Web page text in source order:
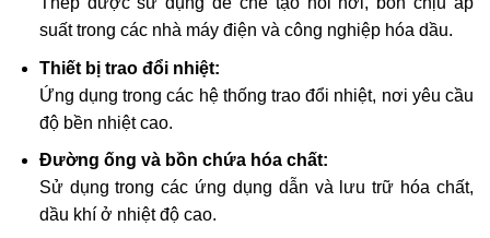
suất trong các nhà máy điện và công nghiệp hóa dầu.
Thiết bị trao đổi nhiệt:
Ứng dụng trong các hệ thống trao đổi nhiệt, nơi yêu cầu
độ bền nhiệt cao.
Đường ống và bồn chứa hóa chất:
Sử dụng trong các ứng dụng dẫn và lưu trữ hóa chất,
dầu khí ở nhiệt độ cao.